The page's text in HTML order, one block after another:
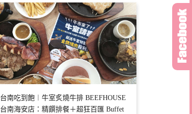
台南吃到飽︱牛室炙燒牛排 BEEFHOUSE
台南海安店：精饌排餐＋超狂百匯 Buffet